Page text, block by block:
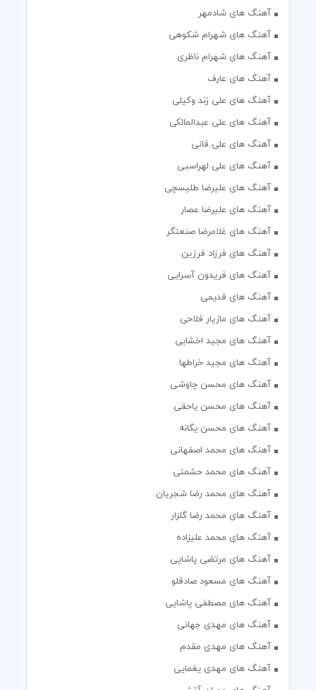
آهنگ های شادمهر
آهنگ های شهرام شکوهی
آهنگ های شهرام ناظری
آهنگ های عارف
آهنگ های علی زند وکیلی
آهنگ های علی عبدالمالکی
آهنگ های علی فانی
آهنگ های علی لهراسبی
آهنگ های علیرضا طلیسچی
آهنگ های علیرضا عصار
آهنگ های غلامرضا صنعتگر
آهنگ های فرزاد فرزین
آهنگ های فریدون آسرایی
آهنگ های قدیمی
آهنگ های مازیار فلاحی
آهنگ های مجید اخشابی
آهنگ های مجید خراطها
آهنگ های محسن چاوشی
آهنگ های محسن یاحقی
آهنگ های محسن یگانه
آهنگ های محمد اصفهانی
آهنگ های محمد حشمتی
آهنگ های محمد رضا شجریان
آهنگ های محمد رضا گلزار
آهنگ های محمد علیزاده
آهنگ های مرتضی پاشایی
آهنگ های مسعود صادقلو
آهنگ های مصطفی پاشایی
آهنگ های مهدی جهانی
آهنگ های مهدی مقدم
آهنگ های مهدی یغمایی